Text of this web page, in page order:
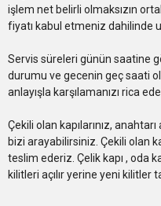
işlem net belirli olmaksızın
fiyatı kabul etmeniz dahilinde
Servis süreleri günün saatine
durumu ve gecenin geç saati
anlayışla karşılamanızı rica
Çekili olan kapılarınız,
bizi arayabilirsiniz. Çekili olan
teslim ederiz. Çelik kapı , oda
kilitleri açılır yerine yeni kilitler